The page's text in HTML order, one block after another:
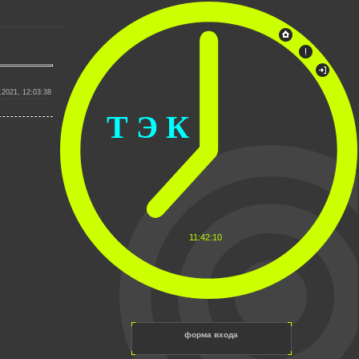
12:03:38
Т Э К
11:42:10
форма входа